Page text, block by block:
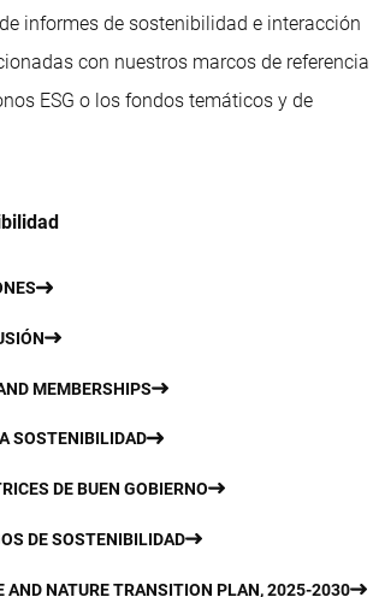
informes de sostenibilidad e interacción
con nuestros marcos de referencia
ESG o los fondos temáticos y de
MEMBERSHIPS
SOSTENIBILIDAD
DE BUEN GOBIERNO
DE SOSTENIBILIDAD
AND NATURE TRANSITION PLAN, 2025-2030